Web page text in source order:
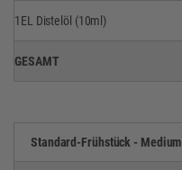
1EL Distelöl (10ml)
GESAMT
Standard-Frühstück - Medium